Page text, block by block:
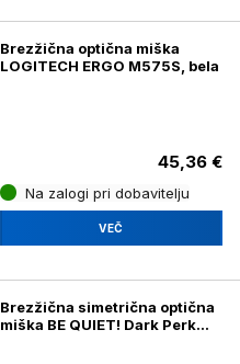
Brezžična optična miška
LOGITECH ERGO M575S, bela
45,36 €
Na zalogi pri dobavitelju
VEČ
Brezžična simetrična optična
miška BE QUIET! Dark Perk